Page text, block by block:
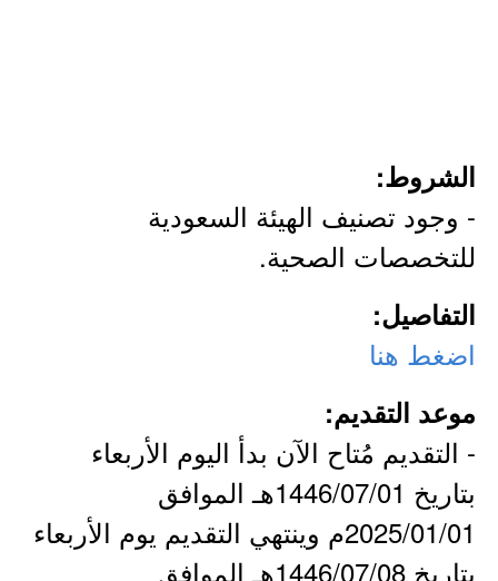
الشروط:
- وجود تصنيف الهيئة السعودية
للتخصصات الصحية.
التفاصيل:
اضغط هنا
موعد التقديم:
- التقديم مُتاح الآن بدأ اليوم الأربعاء
بتاريخ 1446/07/01هـ الموافق
2025/01/01م وينتهي التقديم يوم الأربعاء
بتاريخ 1446/07/08هـ الموافق